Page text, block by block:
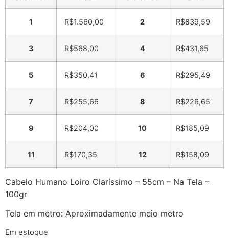
1 R$1.560,00 2 R$839,59
3 R$568,00 4 R$431,65
5 R$350,41 6 R$295,49
7 R$255,66 8 R$226,65
9 R$204,00 10 R$185,09
11 R$170,35 12 R$158,09
Cabelo Humano Loiro Claríssimo – 55cm – Na Tela –
100gr
Tela em metro: Aproximadamente meio metro
Em estoque